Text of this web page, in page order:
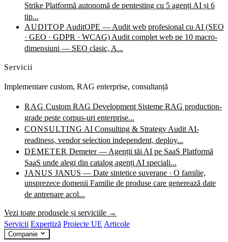
Strike Platformă autonomă de pentesting cu 5 agenți AI și 6
tip...
AUDITOP AuditOPE — Audit web profesional cu AI (SEO
· GEO · GDPR · WCAG) Audit complet web pe 10 macro-
dimensiuni — SEO clasic, A...
Servicii
Implementare custom, RAG enterprise, consultanță
RAG Custom RAG Development Sisteme RAG production-
grade peste corpus-uri enterprise...
CONSULTING AI Consulting & Strategy Audit AI-
readiness, vendor selection independent, deploy...
DEMETER Demeter — Agenții tăi AI pe SaaS Platformă
SaaS unde alegi din catalog agenți AI speciali...
JANUS JANUS — Date sintetice suverane · O familie,
unsprezece domenii Familie de produse care generează date
de antrenare acol...
Vezi toate produsele și serviciile →
Servicii Expertiză Proiecte UE Articole
Companie